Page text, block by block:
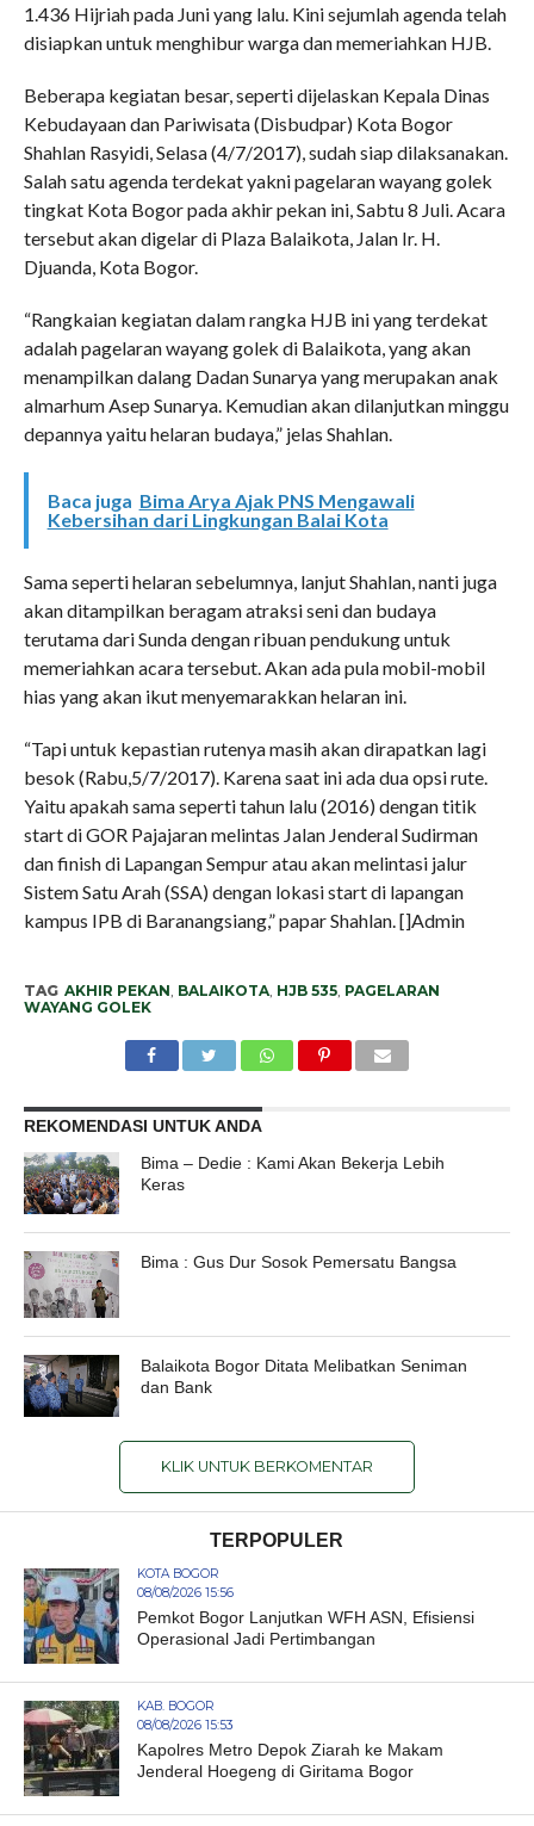
1.436 Hijriah pada Juni yang lalu. Kini sejumlah agenda telah
disiapkan untuk menghibur warga dan memeriahkan HJB.
Beberapa kegiatan besar, seperti dijelaskan Kepala Dinas
Kebudayaan dan Pariwisata (Disbudpar) Kota Bogor
Shahlan Rasyidi, Selasa (4/7/2017), sudah siap dilaksanakan.
Salah satu agenda terdekat yakni pagelaran wayang golek
tingkat Kota Bogor pada akhir pekan ini, Sabtu 8 Juli. Acara
tersebut akan digelar di Plaza Balaikota, Jalan Ir. H.
Djuanda, Kota Bogor.
“Rangkaian kegiatan dalam rangka HJB ini yang terdekat
adalah pagelaran wayang golek di Balaikota, yang akan
menampilkan dalang Dadan Sunarya yang merupakan anak
almarhum Asep Sunarya. Kemudian akan dilanjutkan minggu
depannya yaitu helaran budaya,” jelas Shahlan.
Baca juga Bima Arya Ajak PNS Mengawali
Kebersihan dari Lingkungan Balai Kota
Sama seperti helaran sebelumnya, lanjut Shahlan, nanti juga
akan ditampilkan beragam atraksi seni dan budaya
terutama dari Sunda dengan ribuan pendukung untuk
memeriahkan acara tersebut. Akan ada pula mobil-mobil
hias yang akan ikut menyemarakkan helaran ini.
“Tapi untuk kepastian rutenya masih akan dirapatkan lagi
besok (Rabu,5/7/2017). Karena saat ini ada dua opsi rute.
Yaitu apakah sama seperti tahun lalu (2016) dengan titik
start di GOR Pajajaran melintas Jalan Jenderal Sudirman
dan finish di Lapangan Sempur atau akan melintasi jalur
Sistem Satu Arah (SSA) dengan lokasi start di lapangan
kampus IPB di Baranangsiang,” papar Shahlan. []Admin
TAG AKHIR PEKAN BALAIKOTA, HJB 535, PAGELARAN
WAYANG GOLEK
REKOMENDASI UNTUK ANDA
Bima – Dedie : Kami Akan Bekerja Lebih
Keras
Bima : Gus Dur Sosok Pemersatu Bangsa
Balaikota Bogor Ditata Melibatkan Seniman
dan Bank
KLIK UNTUK BERKOMENTAR
TERPOPULER
KOTA BOGOR
08/08/2026 15:56
Pemkot Bogor Lanjutkan WFH ASN, Efisiensi
Operasional Jadi Pertimbangan
KAB. BOGOR
08/08/2026 15:53
Kapolres Metro Depok Ziarah ke Makam
Jenderal Hoegeng di Giritama Bogor